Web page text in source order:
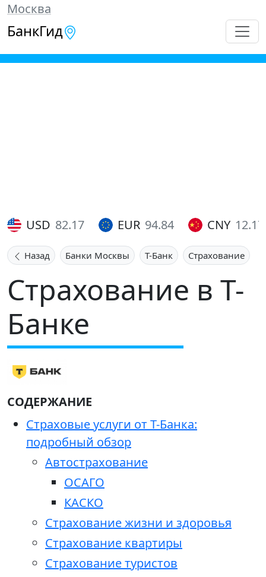
Москва
БанкГид
USD 82.17 EUR 94.84 CNY 12.17
Назад Банки Москвы Т-Банк Страхование
Страхование в Т-
Банке
СОДЕРЖАНИЕ
Страховые услуги от Т-Банка:
подробный обзор
Автострахование
ОСАГО
КАСКО
Страхование жизни и здоровья
Страхование квартиры
Страхование туристов